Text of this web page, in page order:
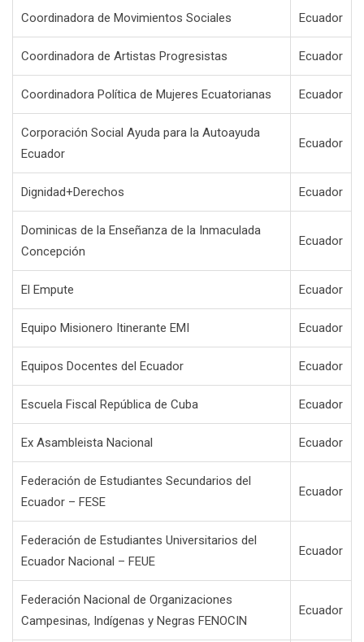
Coordinadora de Movimientos Sociales Ecuador
Coordinadora de Artistas Progresistas Ecuador
Coordinadora Política de Mujeres Ecuatorianas Ecuador
Corporación Social Ayuda para la Autoayuda
Ecuador
Ecuador
Dignidad+Derechos Ecuador
Dominicas de la Enseñanza de la Inmaculada
Concepción
Ecuador
El Empute Ecuador
Equipo Misionero Itinerante EMI Ecuador
Equipos Docentes del Ecuador Ecuador
Escuela Fiscal República de Cuba Ecuador
Ex Asambleista Nacional Ecuador
Federación de Estudiantes Secundarios del
Ecuador – FESE
Ecuador
Federación de Estudiantes Universitarios del
Ecuador Nacional – FEUE
Ecuador
Federación Nacional de Organizaciones
Campesinas, Indígenas y Negras FENOCIN
Ecuador